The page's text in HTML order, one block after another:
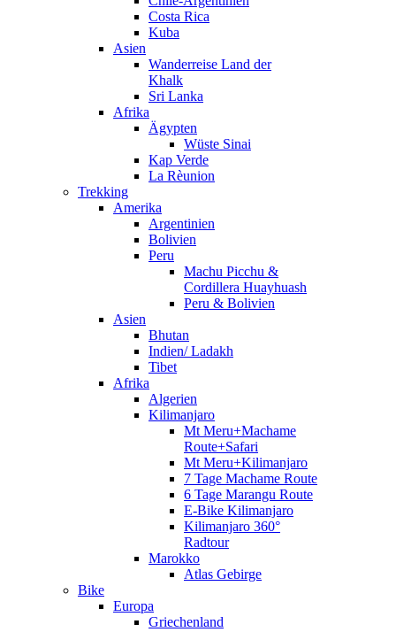
Costa Rica
Kuba
Asien
Wanderreise Land der
Khalk
Sri Lanka
Afrika
Ägypten
Wüste Sinai
Kap Verde
La Rèunion
Trekking
Amerika
Argentinien
Bolivien
Peru
Machu Picchu &
Cordillera Huayhuash
Peru & Bolivien
Asien
Bhutan
Indien/ Ladakh
Tibet
Afrika
Algerien
Kilimanjaro
Mt Meru+Machame
Route+Safari
Mt Meru+Kilimanjaro
7 Tage Machame Route
6 Tage Marangu Route
E-Bike Kilimanjaro
Kilimanjaro 360°
Radtour
Marokko
Atlas Gebirge
Bike
Europa
Griechenland